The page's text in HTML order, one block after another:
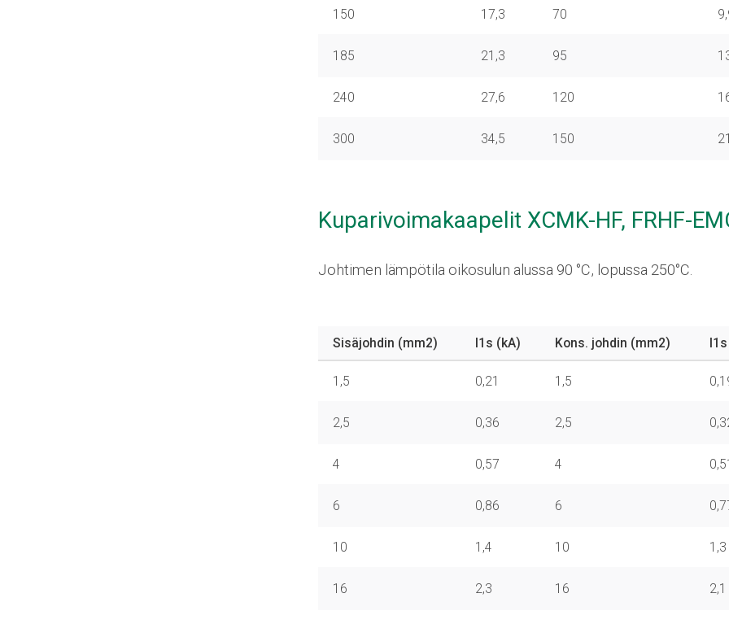
150 17,3 70
185 21,3 95
240 27,6 120
300 34,5 150
Kuparivoimakaapelit XCMK-HF, FRHF-
Johtimen lämpötila oikosulun alussa 90 °C, lopussa 250°C.
Sisäjohdin (mm2) I1s (kA) Kons. johdin (mm2)
1,5 0,21 1,5
2,5 0,36 2,5
4 0,57 4
6 0,86 6
10 1,4 10 1,3
16 2,3 16 2,1